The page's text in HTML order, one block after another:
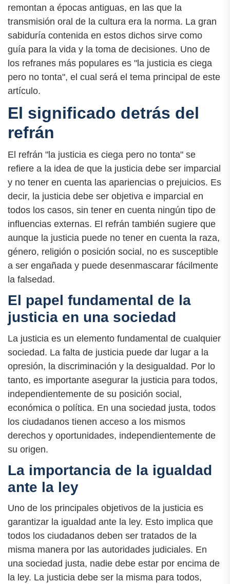
remontan a épocas antiguas, en las que la
transmisión oral de la cultura era la norma. La gran
sabiduría contenida en estos dichos sirve como
guía para la vida y la toma de decisiones. Uno de
los refranes más populares es "la justicia es ciega
pero no tonta", el cual será el tema principal de este
artículo.
El significado detrás del
refrán
El refrán "la justicia es ciega pero no tonta" se
refiere a la idea de que la justicia debe ser imparcial
y no tener en cuenta las apariencias o prejuicios. Es
decir, la justicia debe ser objetiva e imparcial en
todos los casos, sin tener en cuenta ningún tipo de
influencias externas. El refrán también sugiere que
aunque la justicia puede no tener en cuenta la raza,
género, religión o posición social, no es susceptible
a ser engañada y puede desenmascarar fácilmente
la falsedad.
El papel fundamental de la
justicia en una sociedad
La justicia es un elemento fundamental de cualquier
sociedad. La falta de justicia puede dar lugar a la
opresión, la discriminación y la desigualdad. Por lo
tanto, es importante asegurar la justicia para todos,
independientemente de su posición social,
económica o política. En una sociedad justa, todos
los ciudadanos tienen acceso a los mismos
derechos y oportunidades, independientemente de
su origen.
La importancia de la igualdad
ante la ley
Uno de los principales objetivos de la justicia es
garantizar la igualdad ante la ley. Esto implica que
todos los ciudadanos deben ser tratados de la
misma manera por las autoridades judiciales. En
una sociedad justa, nadie debe estar por encima de
la ley. La justicia debe ser la misma para todos,